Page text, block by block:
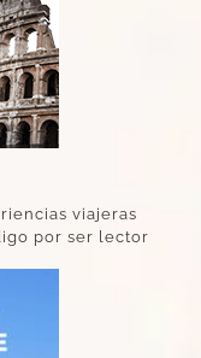
viajeras
por ser lector